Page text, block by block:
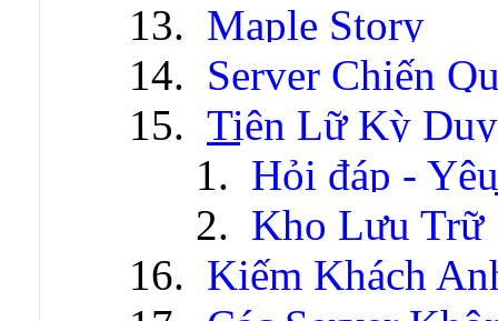
Maple Story
Server Chiến
Tiên Lữ Kỳ
Hỏi đáp -
Kho Lưu Trữ
Kiếm Khách